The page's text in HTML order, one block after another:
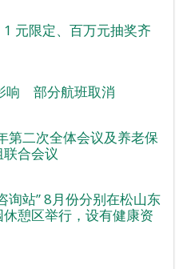
元限定、百万元抽奖齐
响 部分航班取消
第二次全体会议及养老保
合会议
询站” 8月份分别在松山东
憩区举行，设有健康资